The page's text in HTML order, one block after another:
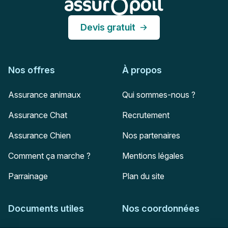
Devis gratuit
Nos offres
Assurance animaux
Assurance Chat
Assurance Chien
Comment ça marche ?
Parrainage
À propos
Qui sommes-nous ?
Recrutement
Nos partenaires
Mentions légales
Plan du site
Documents utiles Nos coordonnées